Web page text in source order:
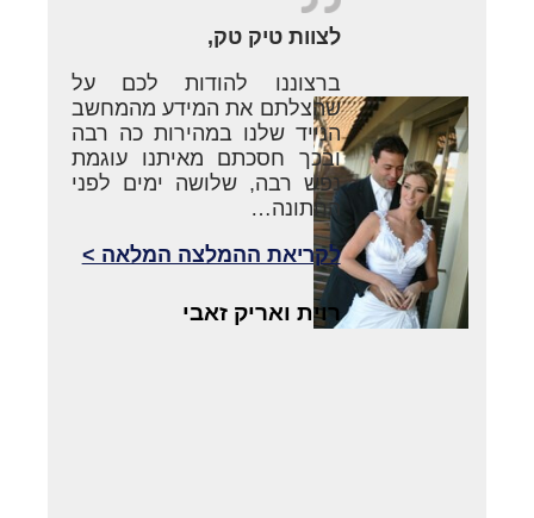
לצוות טיק טק,
ברצוננו להודות לכם על
שהצלתם את המידע מהמחשב
הנייד שלנו במהירות כה רבה
ובכך חסכתם מאיתנו עוגמת
נפש רבה, שלושה ימים לפני
החתונה…
לקריאת ההמלצה המלאה >
רוית ואריק זאבי